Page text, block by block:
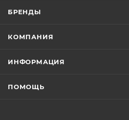
БРЕНДЫ
КОМПАНИЯ
ИНФОРМАЦИЯ
ПОМОЩЬ